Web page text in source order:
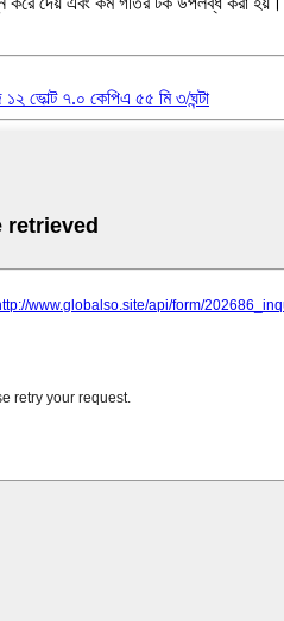
১২ ভোল্ট ৭.০ কেপিএ ৫৫ মি ৩/ঘন্টা